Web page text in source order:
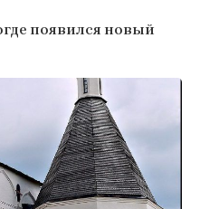
появился новый